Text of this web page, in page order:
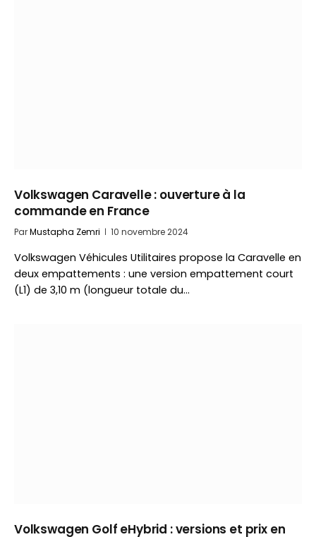
Volkswagen Caravelle : ouverture à la
commande en France
ParMustapha Zemri 10 novembre 2024
Volkswagen Véhicules Utilitaires propose la Caravelle en
deux empattements : une version empattement court
(L1) de 3,10 m (longueur totale du…
Volkswagen Golf eHybrid : versions et prix en